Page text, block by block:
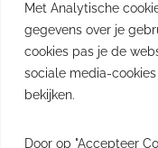
Met Analytische
gegevens over je
cookies pas je de
sociale media-
bekijken.
Door op "Accepteer
inzichten uit de
Uitschrijven kan altijd.